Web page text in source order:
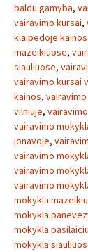
baldu gamyba,
vairavimo kursai,
klaipedoje kainos
mazeikiuose,
siauliuose,
vairavimo kursai
kainos,
vilniuje,
vairavimo
jonavoje,
vairavimo
vairavimo
vairavimo
mokykla
mokykla
mokykla
mokykla